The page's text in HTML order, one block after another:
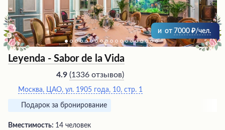
и от 7000 /чел.
Leyenda - Sabor de la Vida
4.9 (1336 отзывов)
Москва, ЦАО, ул. 1905 года, 10, стр. 1
Подарок за бронирование
Вместимость: 14 человек